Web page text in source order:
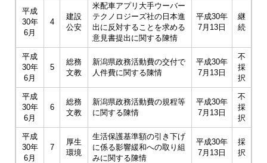
平成
30年
6月
4
建設
公安
米配車アプリ大手ウーバー
テクノロジーズ社の日本進
出に反対することを求める
意見書提出に関する陳情
平成30年
7月13日
継
続
平成
30年
6月
5
総務
文教
新潟県政務活動費の交付で
人件費に関する陳情
平成30年
7月13日
不
採
択
平成
30年
6月
6
総務
文教
新潟県政務活動費の規程等
に関する陳情
平成30年
7月13日
不
採
択
平成
30年
6月
7
厚生
環境
生活保護基準額の引き下げ
に係る影響緩和への取り組
みに関する陳情
平成30年
7月13日
採
択